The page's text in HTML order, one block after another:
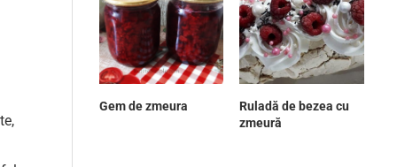
Gem de zmeura
Ruladă de bezea cu
zmeură